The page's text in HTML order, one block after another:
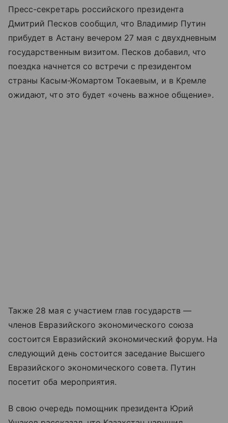
Пресс-секретарь российского президента
Дмитрий Песков сообщил, что Владимир Путин
прибудет в Астану вечером 27 мая с двухдневным
государственным визитом. Песков добавил, что
поездка начнется со встречи с президентом
страны Касым-Жомартом Токаевым, и в Кремле
ожидают, что это будет «очень важное общение».
Также 28 мая с участием глав государств —
членов Евразийского экономического союза
состоится Евразийский экономический форум. На
следующий день состоится заседание Высшего
Евразийского экономического совета. Путин
посетит оба мероприятия.
В свою очередь помощник президента Юрий